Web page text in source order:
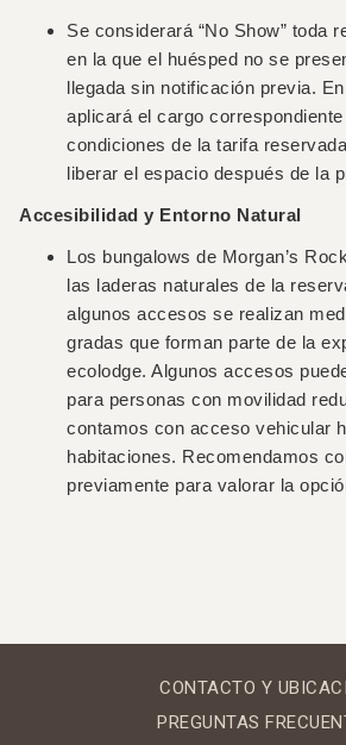
Se considerará “No Show” toda
en la que el huésped no se
llegada sin notificación previa.
aplicará el cargo
condiciones de la tarifa
liberar el espacio después de la
Accesibilidad y Entorno Natural
Los bungalows de Morgan’s
las laderas naturales de la
algunos accesos se realizan
gradas que forman parte de la
ecolodge. Algunos accesos
para personas con movilidad
contamos con acceso vehicular
habitaciones. Recomendamos
previamente para valorar la
CONTACTO Y
PREGUNTAS